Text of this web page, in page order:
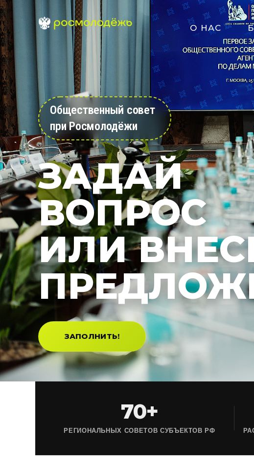
О НАС
Общественный совет
при Росмолодёжи
ЗАДАЙ
ВОПРОС
ИЛИ
ЗАПОЛНИТЬ!
70+
РЕГИОНАЛЬНЫХ СОВЕТОВ СУБЪЕКТОВ РФ